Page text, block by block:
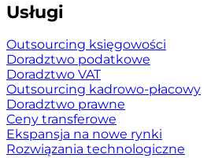
Usługi
Outsourcing księgowości
Doradztwo podatkowe
Doradztwo VAT
Outsourcing kadrowo-płacowy
Doradztwo prawne
Ceny transferowe
Ekspansja na nowe rynki
Rozwiązania technologiczne